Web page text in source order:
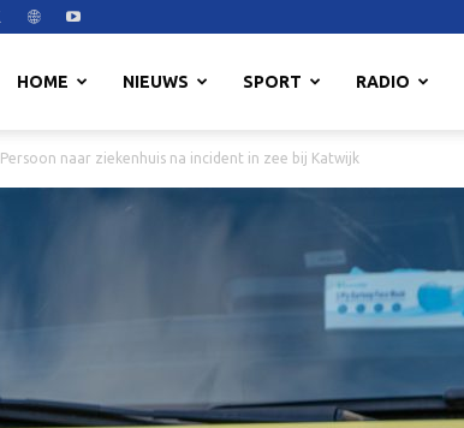
HOME NIEUWS SPORT RADIO
Persoon naar ziekenhuis na incident in zee bij Katwijk